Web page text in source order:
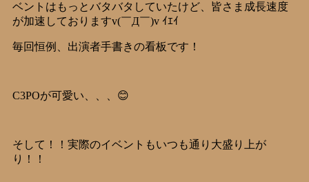
ベントはもっとバタバタしていたけど、皆さま成長速度
が加速しておりますv(￣Д￣)v ｲｴｲ
毎回恒例、出演者手書きの看板です！
C3POが可愛い、、、😊
そして！！実際のイベントもいつも通り大盛り上が
り！！